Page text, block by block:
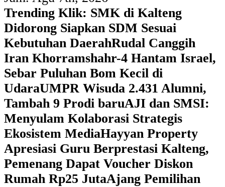
Trending Klik: SMK di Kalteng
Didorong Siapkan SDM Sesuai
Kebutuhan DaerahRudal Canggih
Iran Khorramshahr-4 Hantam Israel,
Sebar Puluhan Bom Kecil di
UdaraUMPR Wisuda 2.431 Alumni,
Tambah 9 Prodi baruAJI dan SMSI:
Menyulam Kolaborasi Strategis
Ekosistem MediaHayyan Property
Apresiasi Guru Berprestasi Kalteng,
Pemenang Dapat Voucher Diskon
Rumah Rp25 JutaAjang Pemilihan